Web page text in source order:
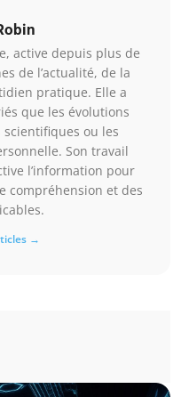
active depuis plus de
de l’actualité, de la
pratique. Elle a
que les évolutions
ou les
Son travail
l’information pour
compréhension et des
→